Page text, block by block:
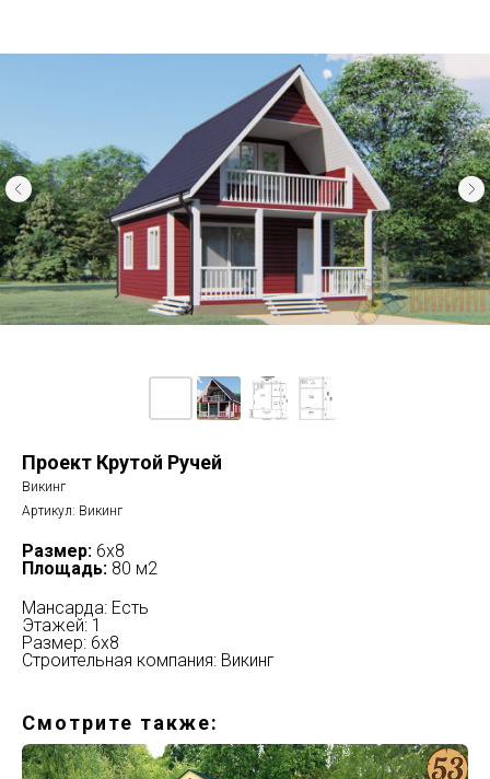
Проект Крутой Ручей
Викинг
Артикул: Викинг
Размер: 6х8
Площадь: 80 м2
Мансарда: Есть
Этажей: 1
Размер: 6х8
Строительная компания: Викинг
Смотрите также: